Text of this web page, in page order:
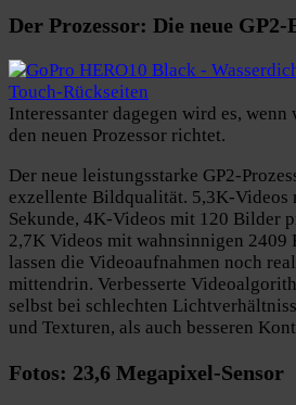
Der Prozessor: Die neue GP2-
Interessanter dagegen wird es,
den neuen Prozessor richtet.
Der neue leistungsstarke GP2-
exzellente Bildqualität. 5,3K-Videos
Sekunde, 4K-Videos mit 120 Bilder
2,7K Videos mit wahnsinnigen 2409
lassen die Videoaufnahmen noch
mittendrin. Verbesserte
selbst bei schlechten
und Texturen, als auch besseren
Fotos: 23,6 Megapixel-Sensor